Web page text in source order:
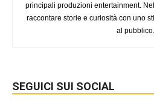
principali produzioni entertainment.
raccontare storie e curiosità con uno
al pubblico.
SEGUICI SUI SOCIAL